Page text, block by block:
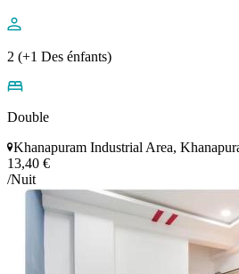
2 (+1 Des énfants)
Double
Khanapuram Industrial Area,
13,40 €
/Nuit